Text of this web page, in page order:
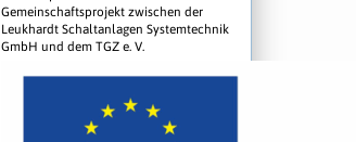
Gemeinschaftsprojekt zwischen der
Leukhardt Schaltanlagen Systemtechnik
GmbH und dem TGZ e. V.